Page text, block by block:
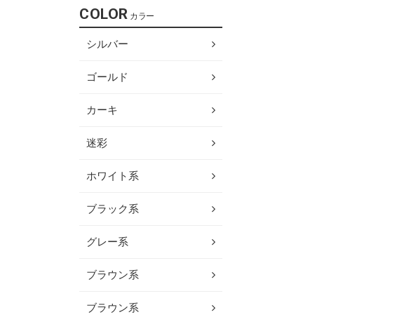
COLOR カラー
シルバー
ゴールド
カーキ
迷彩
ホワイト系
ブラック系
グレー系
ブラウン系
ブラウン系